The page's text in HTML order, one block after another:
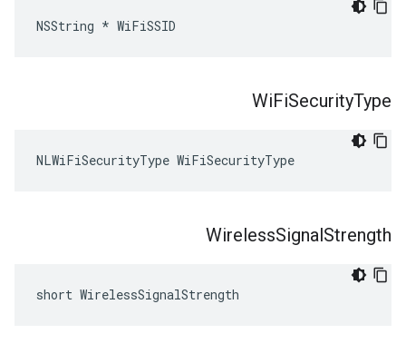
NSString * WiFiSSID
WiFiSecurityType
NLWiFiSecurityType WiFiSecurityType
WirelessSignalStrength
short WirelessSignalStrength